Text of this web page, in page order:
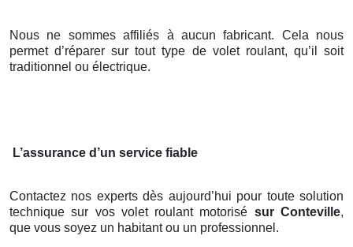
Nous ne sommes affiliés à aucun fabricant. Cela nous
permet d’réparer sur tout type de volet roulant, qu’il soit
traditionnel ou électrique.
L’assurance d’un service fiable
Contactez nos experts dès aujourd’hui pour toute solution
technique sur vos volet roulant motorisé sur Conteville,
que vous soyez un habitant ou un professionnel.